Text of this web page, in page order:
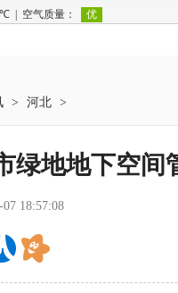
> 河北 >
绿地地下空间
07 18:57:08